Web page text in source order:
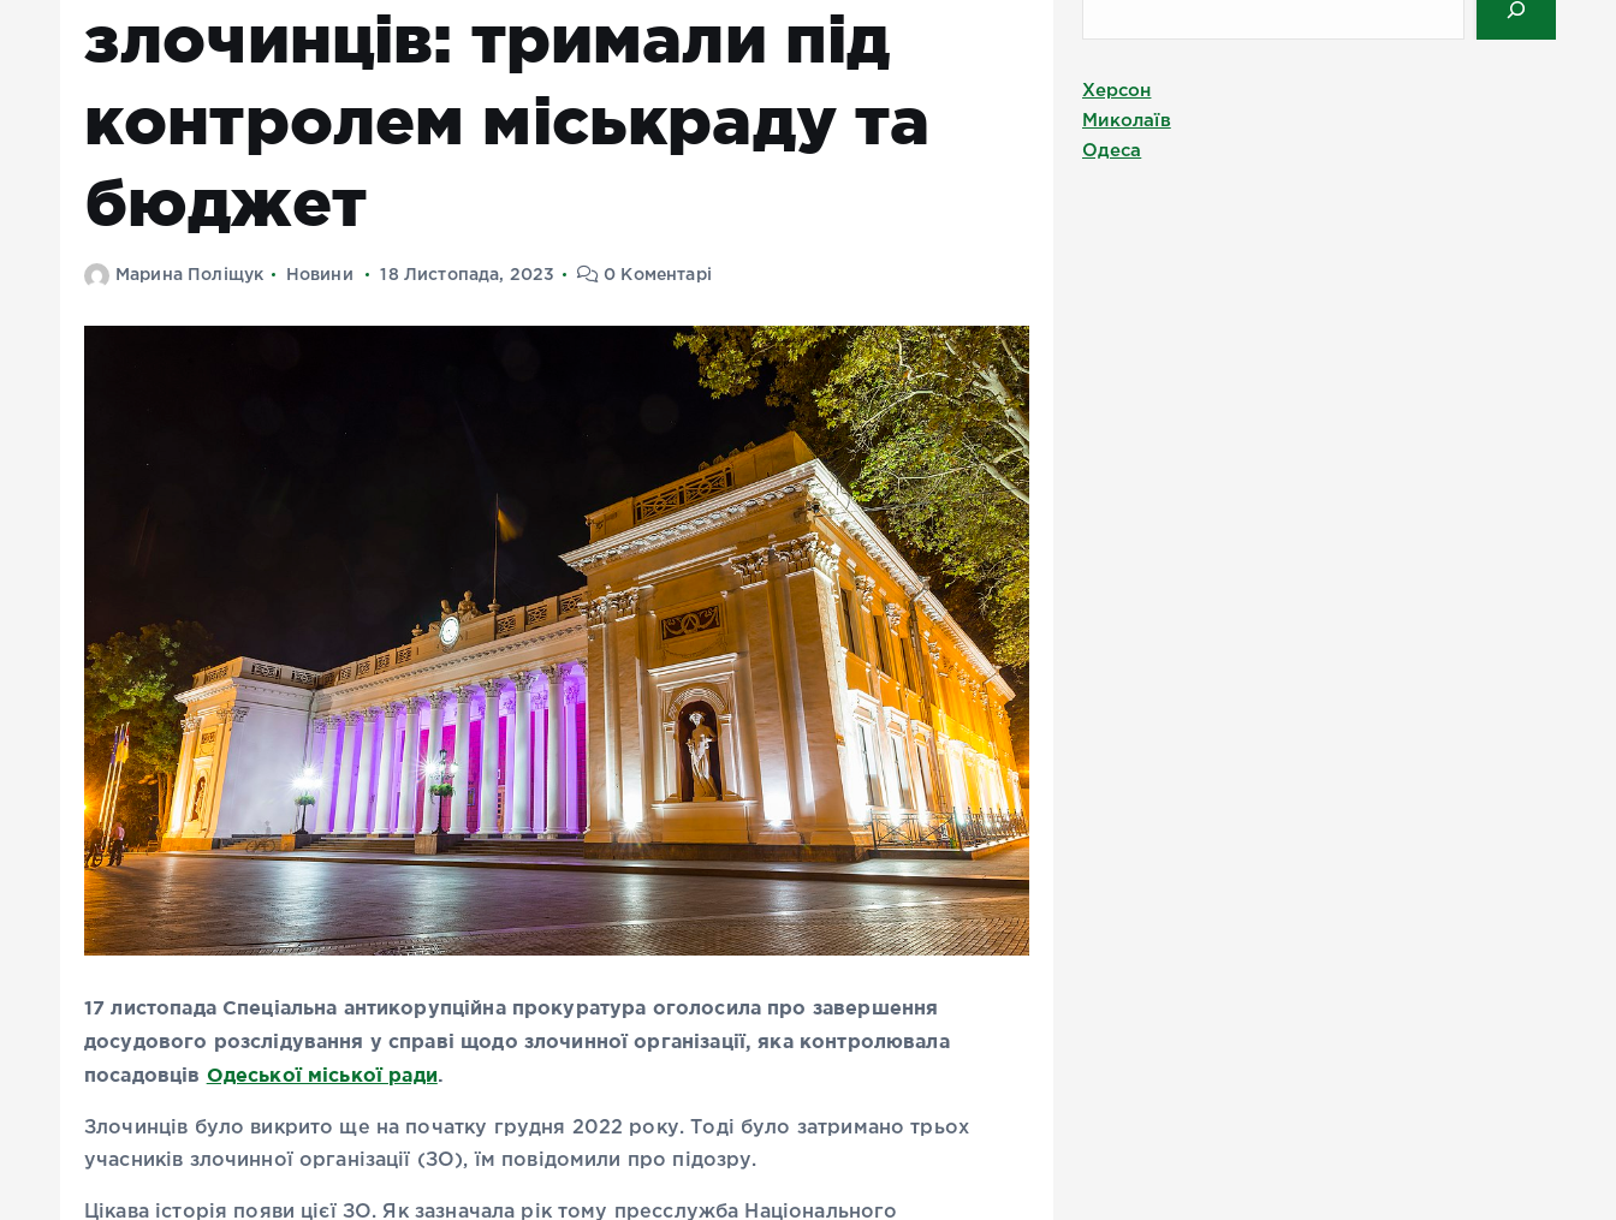
злочинців: тримали під
контролем міськраду та
бюджет
Марина Поліщук Новини 18 Листопада, 2023 0 Коментарі
17 листопада Спеціальна антикорупційна прокуратура оголосила про завершення
досудового розслідування у справі щодо злочинної організації, яка контролювала
посадовців Одеської міської ради.
Злочинців було викрито ще на початку грудня 2022 року. Тоді було затримано трьох
учасників злочинної організації (ЗО), їм повідомили про підозру.
Цікава історія появи цієї ЗО. Як зазначала рік тому пресслужба Національного
Херсон
Миколаїв
Одеса